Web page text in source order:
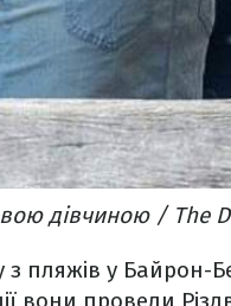
дівчиною / The
пляжів у Байрон-